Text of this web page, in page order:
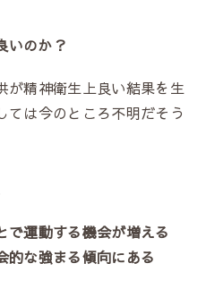
いのか？
精神衛生上良い結果を生
は今のところ不明だそう
で運動する機会が増える
的な強まる傾向にある